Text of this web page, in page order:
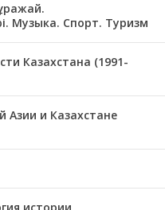
Музыка. Спорт. Туризм
Казахстана (1991-
Азии и Казахстане